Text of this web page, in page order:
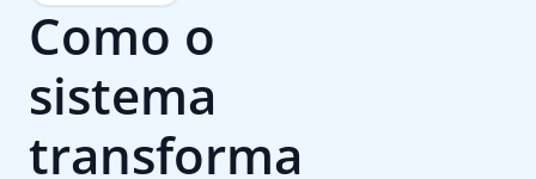
Como o
sistema
transforma